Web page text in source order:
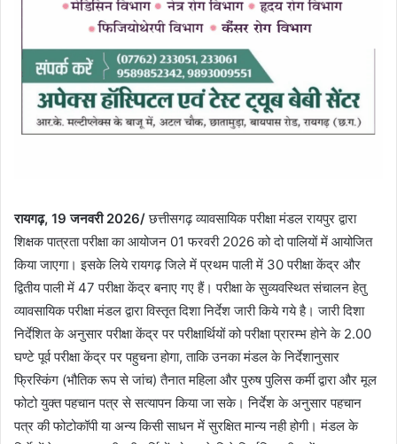
रायगढ़, 19 जनवरी 2026/छत्तीसगढ़ व्यावसायिक परीक्षा मंडल रायपुर द्वारा
शिक्षक पात्रता परीक्षा का आयोजन 01 फरवरी 2026 को दो पालियों में आयोजित
किया जाएगा। इसके लिये रायगढ़ जिले में प्रथम पाली में 30 परीक्षा केंद्र और
द्वितीय पाली में 47 परीक्षा केंद्र बनाए गए हैं। परीक्षा के सुव्यवस्थित संचालन हेतु
व्यावसायिक परीक्षा मंडल द्वारा विस्तृत दिशा निर्देश जारी किये गये है। जारी दिशा
निर्देशित के अनुसार परीक्षा केंद्र पर परीक्षार्थियों को परीक्षा प्रारम्भ होने के 2.00
घण्टे पूर्व परीक्षा केंद्र पर पहुचना होगा, ताकि उनका मंडल के निर्देशानुसार
फ्रिस्किंग (भौतिक रूप से जांच) तैनात महिला और पुरुष पुलिस कर्मी द्वारा और मूल
फोटो युक्त पहचान पत्र से सत्यापन किया जा सके। निर्देश के अनुसार पहचान
पत्र की फोटोकॉपी या अन्य किसी साधन में सुरक्षित मान्य नही होगी। मंडल के